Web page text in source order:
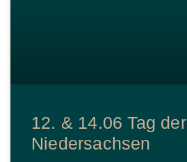
12. & 14.06 Tag der
Niedersachsen